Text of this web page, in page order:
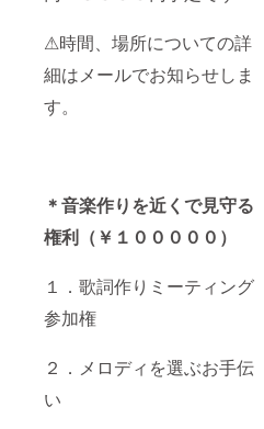
⚠時間、場所についての詳
細はメールでお知らせしま
す。
＊音楽作りを近くで見守る
権利（￥１０００００）
１．歌詞作りミーティング
参加権
２．メロディを選ぶお手伝
い